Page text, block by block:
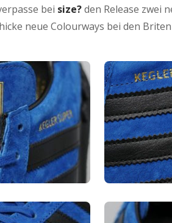
bei size?den Release zwei
neue Colourways bei den